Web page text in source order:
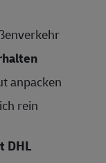
anpacken
rein
DHL